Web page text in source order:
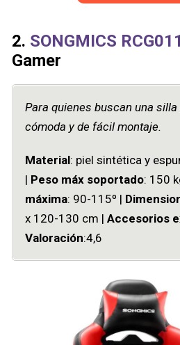
2. SONGMICS
Gamer
Para quienes buscan una
cómoda y de fácil montaje.
Material: piel sintética y
| Peso máx soportado: 150
máxima: 90-115º |
x 120-130 cm | Accesorios
Valoración:4,6